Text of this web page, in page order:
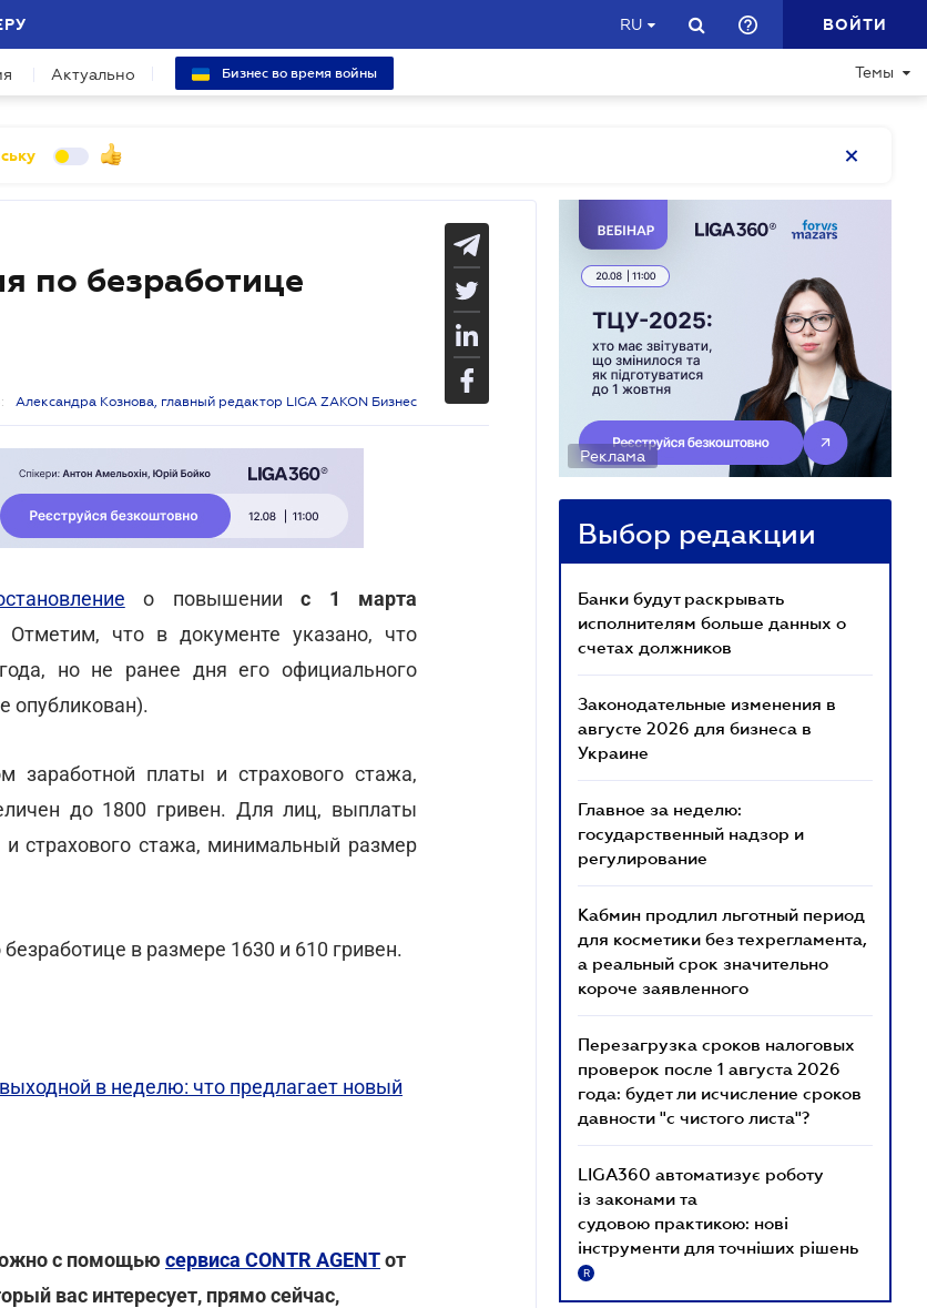
RU ВОЙТИ
Актуально Бизнес во время войны Темы
по безработице
Александра Кознова, главный редактор LIGA ZAKON Бизнес
о повышении с 1 марта
Отметим, что в документе указано, что
но не ранее дня его официального
опубликован).
платы и страхового стажа,
до 1800 гривен. Для лиц, выплаты
страхового стажа, минимальный размер
в размере 1630 и 610 гривен.
в неделю: что предлагает новый
с помощью сервиса CONTR AGENTот
вас интересует, прямо сейчас,
Реклама
Выбор редакции
Банки будут раскрывать
исполнителям больше данных о
счетах должников
Законодательные изменения в
августе 2026 для бизнеса в
Украине
Главное за неделю:
государственный надзор и
регулирование
Кабмин продлил льготный период
для косметики без техрегламента,
а реальный срок значительно
короче заявленного
Перезагрузка сроков налоговых
проверок после 1 августа 2026
года: будет ли исчисление сроков
давности "с чистого листа"?
LIGA360 автоматизує роботу
із законами та
судовою практикою: нові
інструменти для точніших рішень
R